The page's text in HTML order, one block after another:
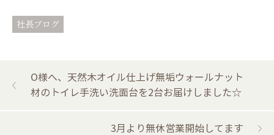
社長ブログ
O様へ、天然木オイル仕上げ無垢ウォールナット
材のトイレ手洗い洗面台を2台お届けしました☆
3月より無休営業開始してます